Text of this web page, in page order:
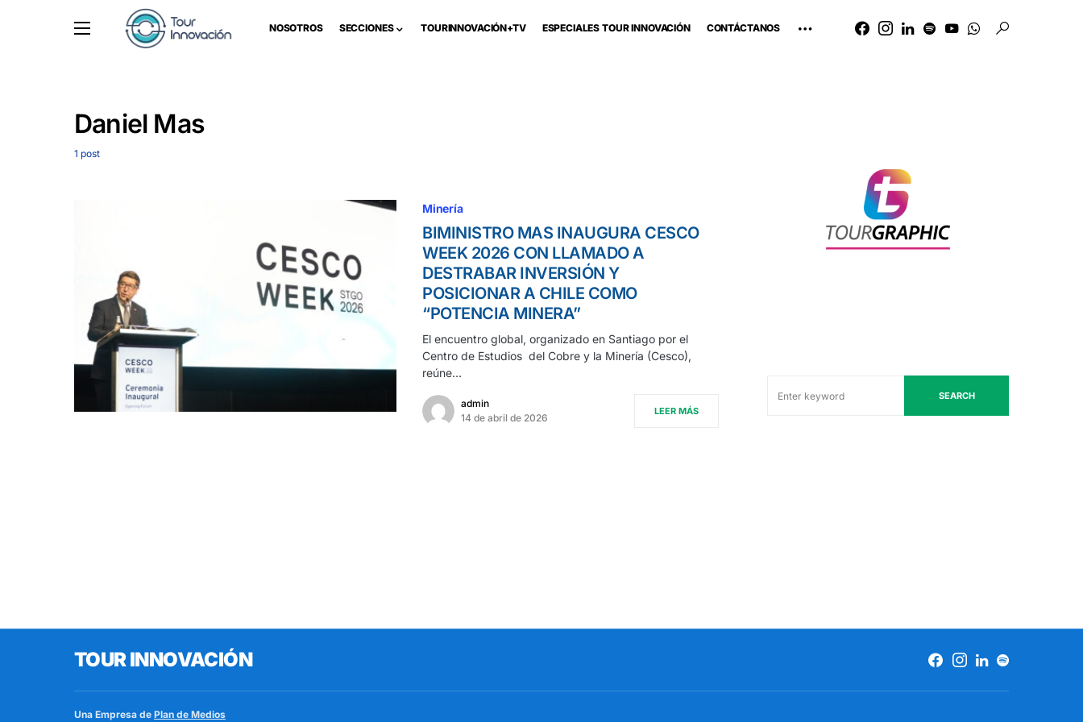
NOSOTROS SECCIONES TOURINNOVACIÓN+TV ESPECIALES TOUR INNOVACIÓN CONTÁCTANOS
Daniel Mas
1 post
Minería
BIMINISTRO MAS INAUGURA CESCO
WEEK 2026 CON LLAMADO A
DESTRABAR INVERSIÓN Y
POSICIONAR A CHILE COMO
“POTENCIA MINERA”
El encuentro global, organizado en Santiago por el
Centro de Estudios del Cobre y la Minería (Cesco),
reúne…
admin
14 de abril de 2026
LEER MÁS
SEARCH
TOUR INNOVACIÓN
Una Empresa de Plan de Medios